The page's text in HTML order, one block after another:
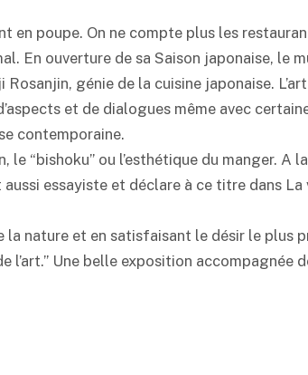
en poupe. On ne compte plus les
En ouverture de sa Saison japonaise, le
génie de la cuisine japonaise.
et de dialogues même avec
contemporaine.
le “bishoku” ou l’esthétique du manger. A
essayiste et déclare à ce titre dans La
la nature et en satisfaisant le désir le plus
l’art.” Une belle exposition accompagnée